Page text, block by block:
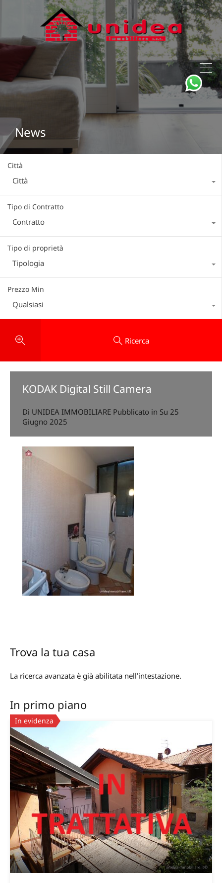
News
Città
Città
Tipo di Contratto
Contratto
Tipo di proprietà
Tipologia
Prezzo Min
Qualsiasi
Ricerca
KODAK Digital Still Camera
Di UNIDEA IMMOBILIARE Pubblicato in Su 25
Giugno 2025
Trova la tua casa
La ricerca avanzata è già abilitata nell’intestazione.
In primo piano
In evidenza